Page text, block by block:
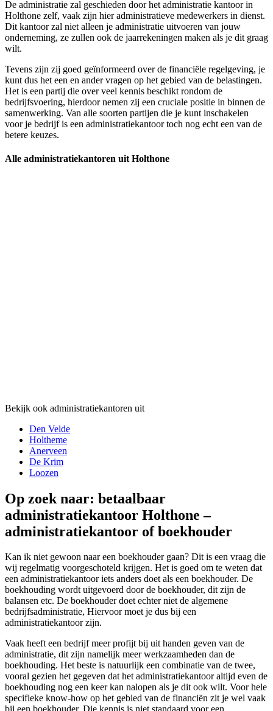
De administratie zal geschieden door het administratie kantoor in
Holthone zelf, vaak zijn hier administratieve medewerkers in dienst.
Dit kantoor zal niet alleen je administratie uitvoeren van jouw
onderneming, ze zullen ook de jaarrekeningen maken als je dit graag
wilt.
Tevens zijn zij goed geïnformeerd over de financiële regelgeving, je
kunt dus het een en ander vragen op het gebied van de belastingen.
Het is een partij die over veel kennis beschikt rondom de
bedrijfsvoering, hierdoor nemen zij een cruciale positie in binnen de
samenwerking. Van alle soorten partijen die je kunt inschakelen
voor je bedrijf is een administratiekantoor toch nog echt een van de
betere keuzes.
Alle administratiekantoren uit Holthone
Bekijk ook administratiekantoren uit
Den Velde
Holtheme
Anerveen
De Krim
Loozen
Op zoek naar: betaalbaar
administratiekantoor Holthone –
administratiekantoor of boekhouder
Kan ik niet gewoon naar een boekhouder gaan? Dit is een vraag die
wij regelmatig voorgeschoteld krijgen. Het is goed om te weten dat
een administratiekantoor iets anders doet als een boekhouder. De
boekhouding wordt uitgevoerd door de boekhouder, dit zijn de
balansen etc. De boekhouder doet echter niet de algemene
bedrijfsadministratie, Hiervoor moet je dus bij een
administratiekantoor zijn.
Vaak heeft een bedrijf meer profijt bij uit handen geven van de
administratie, dit zijn namelijk meer werkzaamheden dan de
boekhouding. Het beste is natuurlijk een combinatie van de twee,
vooral gezien het gegeven dat het administratiekantoor altijd even de
boekhouding nog een keer kan nalopen als je dit ook wilt. Voor hele
specifieke know-how op het gebied van de financiën zit je wel vaak